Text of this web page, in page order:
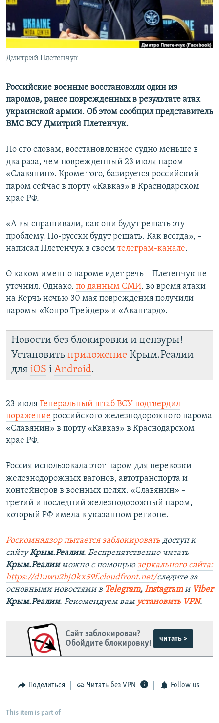
ПОБЕДИТЕЛЕЙ НЕ СУДЯТ?
КРЫМ.НЕПОКОРЕННЫЙ
УКРАИНСКАЯ ПРОБЛЕМА КРЫМА
ПРИСОЕДИНЯЙТЕСЬ!
Дмитрий Плетенчук
Российские военные восстановили один из
паромов, ранее поврежденных в результате атак
украинской армии. Об этом сообщил представитель
ВМС ВСУ Дмитрий Плетенчук.
По его словам, восстановленное судно меньше в
два раза, чем поврежденный 23 июля паром
«Славянин». Кроме того, базируется российский
паром сейчас в порту «Кавказ» в Краснодарском
крае РФ.
«А вы спрашивали, как они будут решать эту
проблему. По-русски будут решать. Как всегда», –
написал Плетенчук в своем телеграм-канале.
О каком именно пароме идет речь – Плетенчук не
уточнил. Однако, по данным СМИ, во время атаки
на Керчь ночью 30 мая повреждения получили
паромы «Конро Трейдер» и «Авангард».
Новости без блокировки и цензуры!
Установить приложение Крым.Реалии
для iOS і Android.
23 июля Генеральный штаб ВСУ подтвердил
поражение российского железнодорожного парома
«Славянин» в порту «Кавказ» в Краснодарском
крае РФ.
Россия использовала этот паром для перевозки
железнодорожных вагонов, автотранспорта и
контейнеров в военных целях. «Славянин» –
третий и последний железнодорожный паром,
который РФ имела в указанном регионе.
Роскомнадзор пытается заблокировать доступ к
сайтуКрым.Реалии. Беспрепятственно читать
Крым.Реалииможно с помощью зеркального сайта:
https://d1uwu2hj0kx59f.cloudfront.net/следите за
основными новостями в Telegram, Instagramи Viber
Крым.Реалии. Рекомендуем вам установить VPN.
Сайт заблокирован?
Обойдите блокировку!
читать >
Поделиться Читать без VPN Follow us
This item is part of